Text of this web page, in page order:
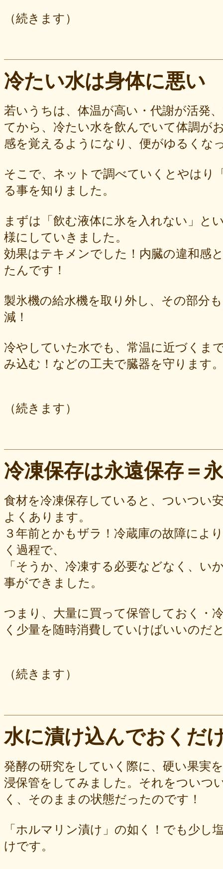
（続きます）
冷たい水は身体に悪い
若いうちは、体温が高い・代謝が活発
てから、冷たい水を飲んでいて体調が
感を覚えるようになり、便がゆるくな
そこで、ネットで調べていくとやはり
る事を知りました。
まずは「飲む液体に氷を入れない」と
様にしていきました。
効果はテキメンでした！内臓の違和感
たんです！
製氷機の給水機を取り外し、その部分
減！
冷やしていた水でも、常温に近づくま
み込む！などの工夫で臓器を守ります
（続きます）
冷凍保存は永遠保存＝
食材を冷凍保存していると、ついつい
よくあります。
３年前とかもザラ！冷蔵庫の故障によ
く過程で、
「そうか、冷凍する必要などなく、
事ができました。
つまり、大量に買って保管しておく・
く少量を随時消費していけばいいのだ
（続きます）
水に漬け込んでおくだ
発酵の研究をしていく際に、硬い果実
浸保管をしてみました。それをついつ
く、そのままの状態だったのです！
「ホルマリン漬け」の如く！でも少
けです。